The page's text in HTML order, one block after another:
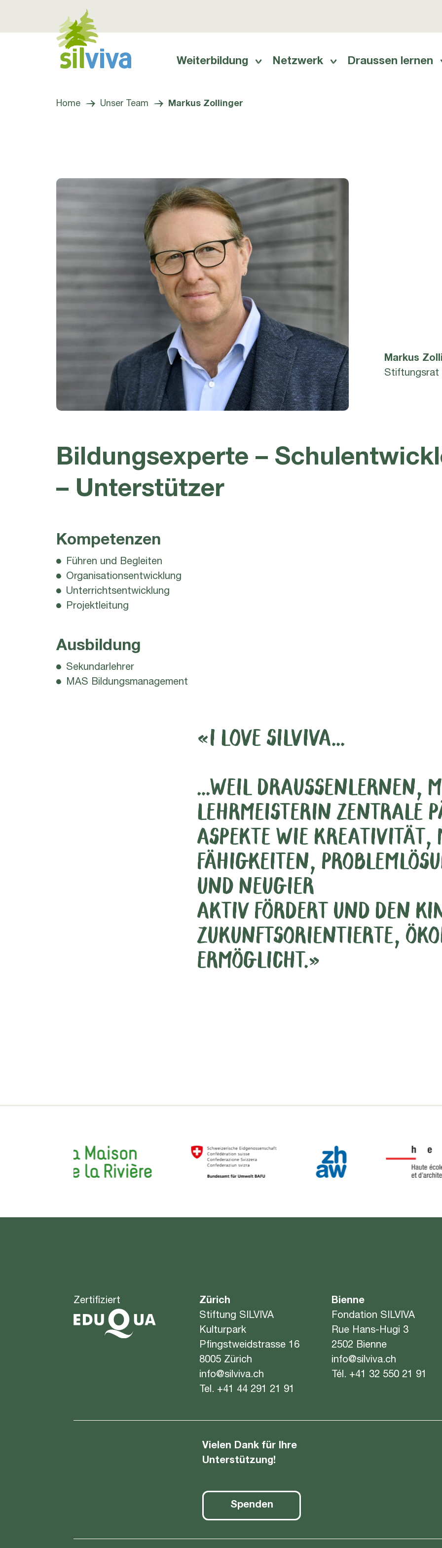
Hauptnavigation
Weiterbildung Netzwerk Draussen lernen
Navigation öffnen bzw. schliessen
Home Unser Team Markus Zollinger
Markus
Stiftungsrat
Bildungsexperte –
– Unterstützer
Kompetenzen
Führen und Begleiten
Organisationsentwicklung
Unterrichtsentwicklung
Projektleitung
Ausbildung
Sekundarlehrer
MAS Bildungsmanagement
«I LOVE SILVIVA...
...WEIL DRAUSSENLERNEN,
LEHRMEISTERIN ZENTRALE
ASPEKTE WIE KREATIVITÄT,
FÄHIGKEITEN,
UND NEUGIER
AKTIV FÖRDERT UND DEN
ZUKUNFTSORIENTIERTE,
ERMÖGLICHT.»
Zertifiziert
Zürich
Stiftung SILVIVA
Kulturpark
Pfingstweidstrasse 16
8005 Zürich
info@silviva.ch
Tel. +41 44 291 21 91
Bienne
Fondation SILVIVA
Rue Hans-Hugi 3
2502 Bienne
info@silviva.ch
Tél. +41 32 550 21 91
Vielen Dank für Ihre
Unterstützung!
Spenden